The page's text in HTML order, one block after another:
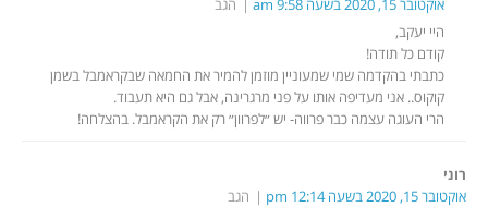
היי יעקב,
קודם כל תודה!
כתבתי בהקדמה שמי שמעוניין מוזמן להמיר את החמאה שבקראמבל בשמן
קוקוס.. אני מעדיפה אותו על פני מרגרינה, אבל גם היא תעבוד.
הרי העוגה עצמה כבר פרווה- יש ״לפרוון״ רק את הקראמבל. בהצלחה!
רוני
אוקטובר 15, 2020 בשעה 12:14 pm
הגב